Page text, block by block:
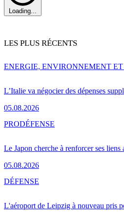
Loading...
LES PLUS RÉCENTS
L’Italie va négocier des dépenses
05.08.2026
ENERGIE, ENVIRONNEMENT
Le Japon cherche à renforcer ses
05.08.2026
PRODÉFENSE
L'aéroport de Leipzig à nouveau pris
DÉFENSE